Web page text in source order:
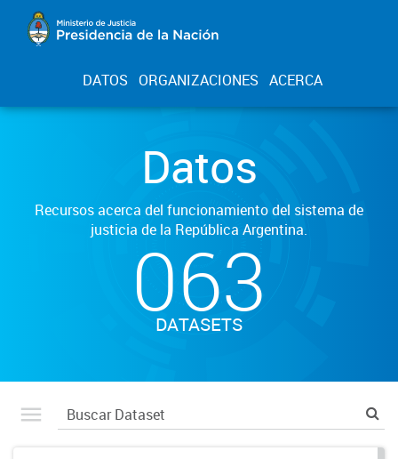
DATOS ORGANIZACIONES ACERCA
Datos
Recursos acerca del funcionamiento del sistema de
justicia de la República Argentina.
063
DATASETS